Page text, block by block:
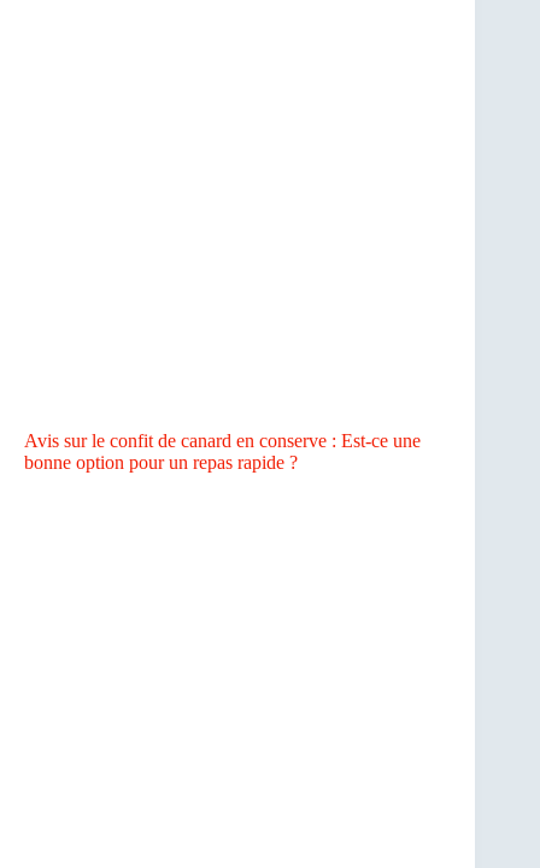
Avis sur le confit de canard en conserve : Est-ce une
bonne option pour un repas rapide ?